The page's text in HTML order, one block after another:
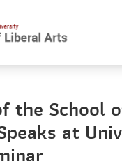
the School
at